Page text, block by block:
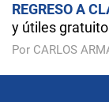
REGRESO A
y útiles
Por CARLOS